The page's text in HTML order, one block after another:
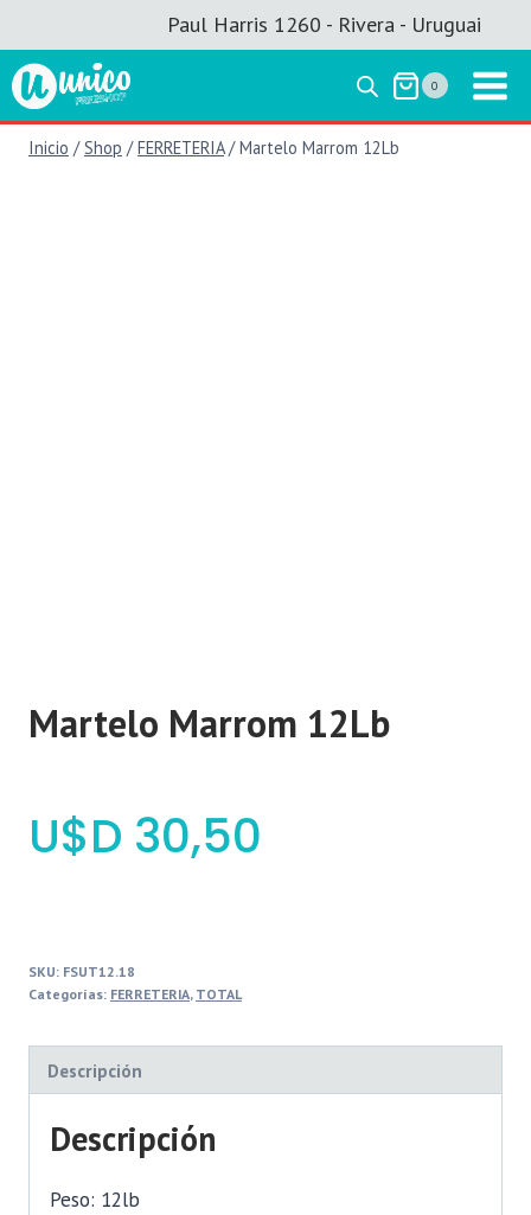
al
contenido
Paul Harris 1260 - Rivera - Uruguai
0
Inicio / Shop / FERRETERIA / Martelo Marrom 12Lb
Martelo Marrom 12Lb
$ 30,50
SKU: FSUT12.18
Categorías: FERRETERIA, TOTAL
Descripción
Descripción
Peso: 12lb